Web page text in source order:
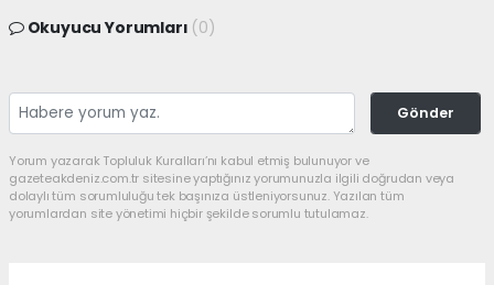
Okuyucu Yorumları (0)
Gönder
Yorum yazarak Topluluk Kuralları’nı kabul etmiş bulunuyor ve
gazeteakdeniz.com.tr sitesine yaptığınız yorumunuzla ilgili doğrudan veya
dolaylı tüm sorumluluğu tek başınıza üstleniyorsunuz. Yazılan tüm
yorumlardan site yönetimi hiçbir şekilde sorumlu tutulamaz.